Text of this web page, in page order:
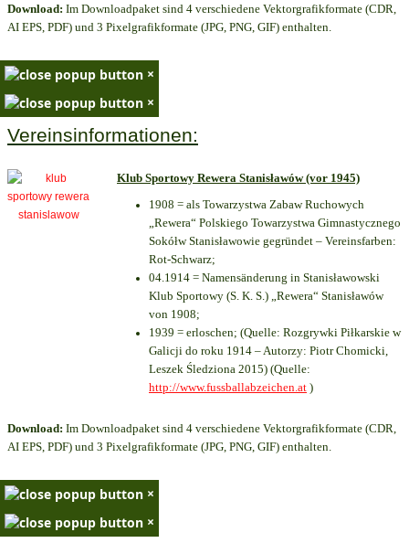
Download: Im Downloadpaket sind 4 verschiedene Vektorgrafikformate (CDR,
AI EPS, PDF) und 3 Pixelgrafikformate (JPG, PNG, GIF) enthalten.
×
×
Vereinsinformationen:
Klub Sportowy Rewera Stanisławów (vor 1945)
1908 = als Towarzystwa Zabaw Ruchowych
„Rewera“ Polskiego Towarzystwa Gimnastycznego
Sokółw Stanisławowie gegründet – Vereinsfarben:
Rot-Schwarz;
04.1914 = Namensänderung in Stanisławowski
Klub Sportowy (S. K. S.) „Rewera“ Stanisławów
von 1908;
1939 = erloschen; (Quelle: Rozgrywki Piłkarskie w
Galicji do roku 1914 – Autorzy: Piotr Chomicki,
Leszek Śledziona 2015) (Quelle:
http://www.fussballabzeichen.at )
Download: Im Downloadpaket sind 4 verschiedene Vektorgrafikformate (CDR,
AI EPS, PDF) und 3 Pixelgrafikformate (JPG, PNG, GIF) enthalten.
×
×